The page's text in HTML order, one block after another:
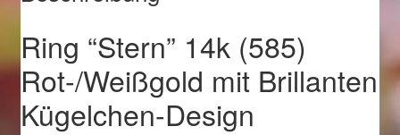
Ostergeschenke finden für Ostern 2020
Ostergeschenke finden für Ostern 2021
Ring “Stern” 14k (585)
Rot-/Weißgold mit Brillanten
Kügelchen-Design